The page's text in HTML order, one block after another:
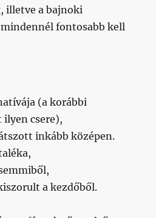
illetve a bajnoki
fontosabb kell
(a korábbi
ilyen csere),
inkább középen.
a kezdőből.